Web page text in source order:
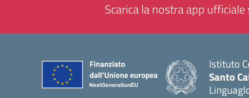
Scarica la nostra app ufficiale
Istituto
Santo